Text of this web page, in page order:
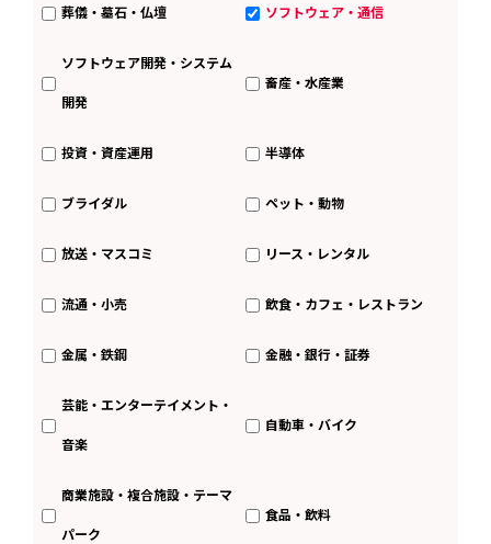
葬儀・墓石・仏壇 ソフトウェア・通信
ソフトウェア開発・システム
開発
畜産・水産業
投資・資産運用 半導体
ブライダル ペット・動物
放送・マスコミ リース・レンタル
流通・小売 飲食・カフェ・レストラン
金属・鉄鋼 金融・銀行・証券
芸能・エンターテイメント・
音楽
自動車・バイク
商業施設・複合施設・テーマ
パーク
食品・飲料